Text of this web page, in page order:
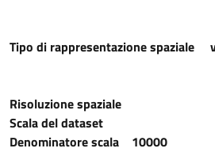
Tipo di rappresentazione spaziale
Risoluzione spaziale
Scala del dataset
Denominatore scala 10000